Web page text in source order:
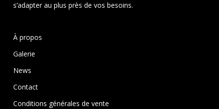
s’adapter au plus près de vos besoins.
À propos
Galerie
News
Contact
Conditions générales de vente